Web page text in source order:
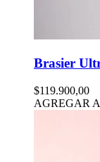
Brasier
$119.900,00
AGREGAR